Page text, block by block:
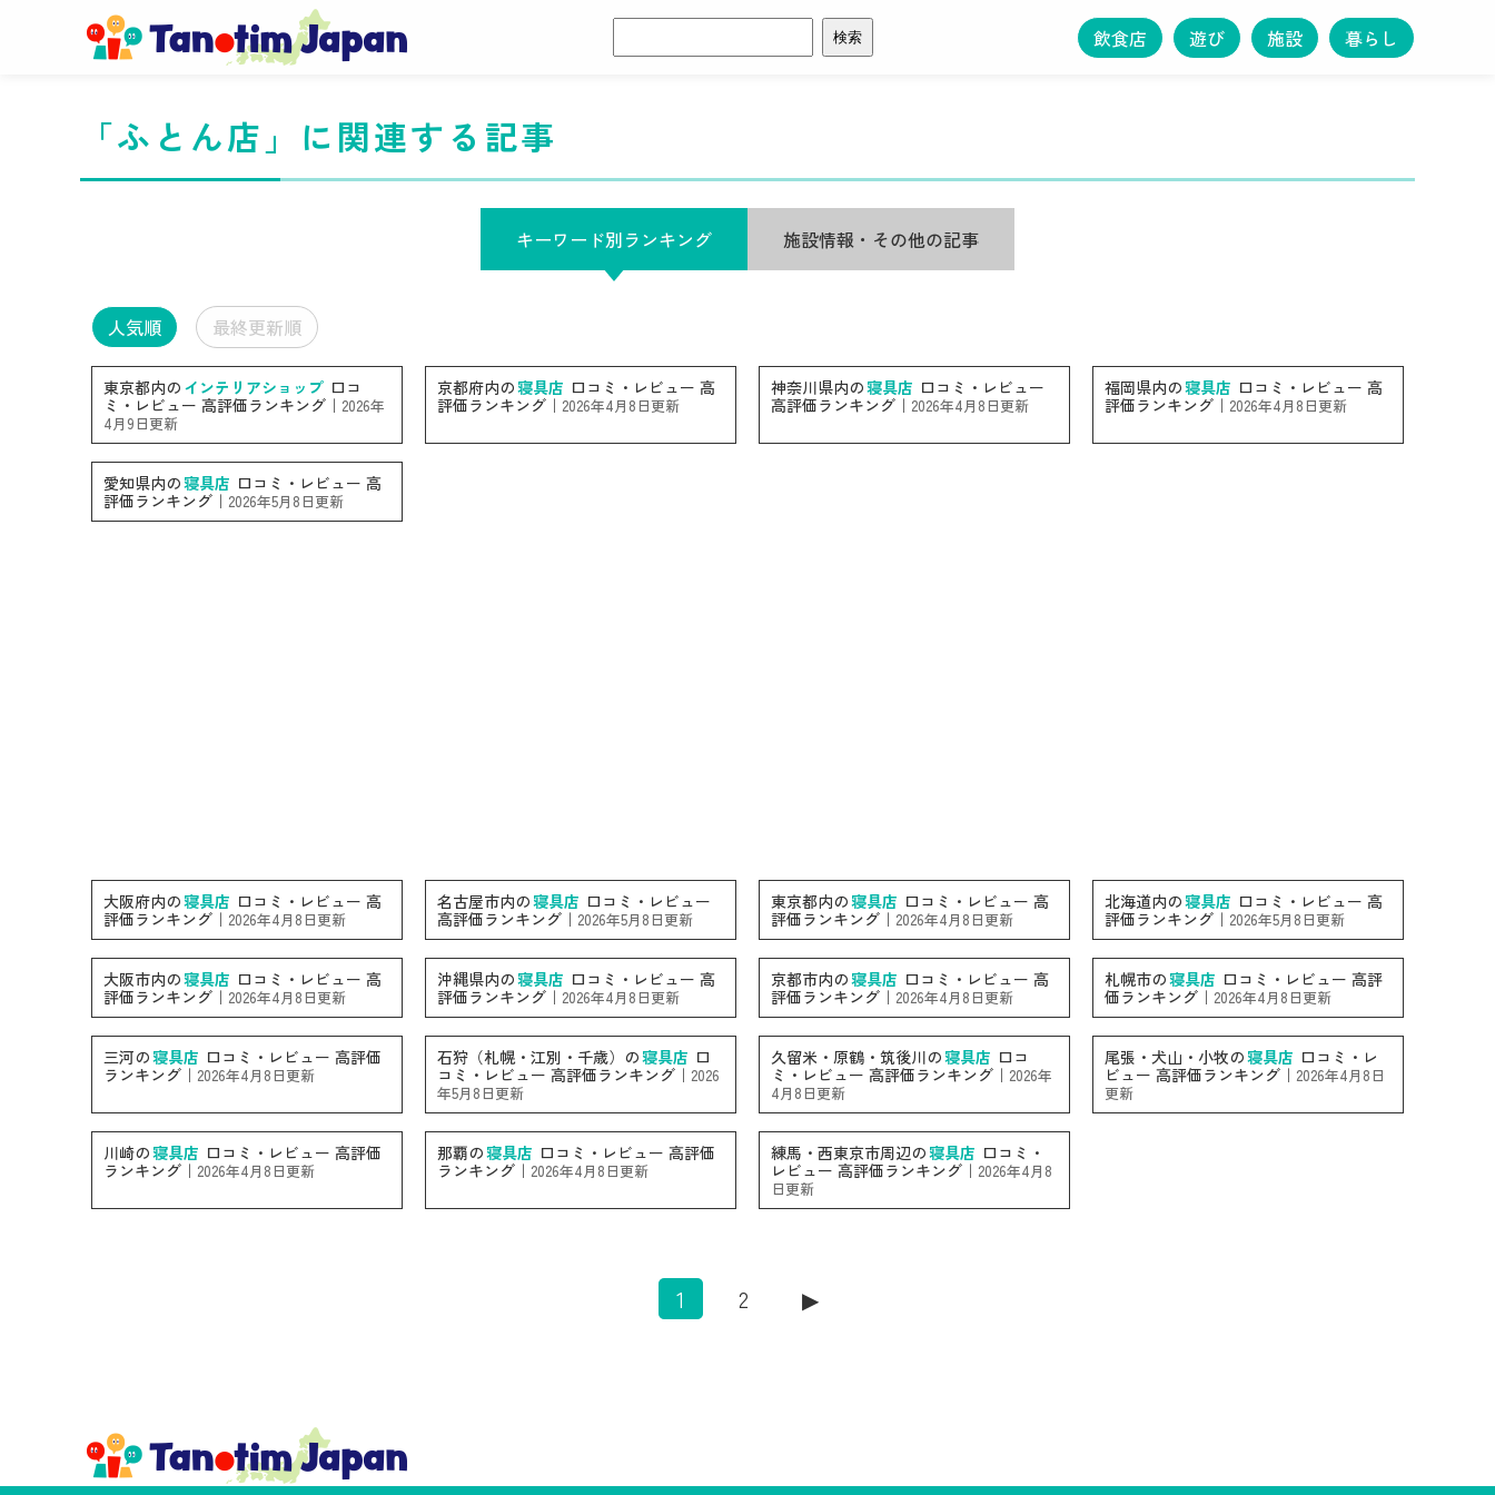
索:
飲食店 遊び 施設 暮らし
「ふとん店」に関連する記事
キーワード別ランキング 施設情報・その他の記事
人気順 最終更新順
東京都内の インテリアショップ 口コ
ミ・レビュー 高評価ランキング｜ 2026年
4月9日更新
京都府内の寝具店 口コミ・レビュー 高
評価ランキング｜ 2026年4月8日更新
神奈川県内の寝具店 口コミ・レビュー
高評価ランキング｜ 2026年4月8日更新
福岡県内の寝具店 口コミ・レビュー 高
評価ランキング｜ 2026年4月8日更新
愛知県内の寝具店 口コミ・レビュー 高
評価ランキング｜ 2026年5月8日更新
大阪府内の寝具店 口コミ・レビュー 高
評価ランキング｜ 2026年4月8日更新
名古屋市内の寝具店 口コミ・レビュー
高評価ランキング｜ 2026年5月8日更新
東京都内の寝具店 口コミ・レビュー 高
評価ランキング｜ 2026年4月8日更新
北海道内の寝具店 口コミ・レビュー 高
評価ランキング｜ 2026年5月8日更新
大阪市内の寝具店 口コミ・レビュー 高
評価ランキング｜ 2026年4月8日更新
沖縄県内の寝具店 口コミ・レビュー 高
評価ランキング｜ 2026年4月8日更新
京都市内の寝具店 口コミ・レビュー 高
評価ランキング｜ 2026年4月8日更新
札幌市の寝具店 口コミ・レビュー 高評
価ランキング｜ 2026年4月8日更新
三河の寝具店 口コミ・レビュー 高評価
ランキング｜ 2026年4月8日更新
石狩（札幌・江別・千歳）の寝具店 口
コミ・レビュー 高評価ランキング｜ 2026
年5月8日更新
久留米・原鶴・筑後川の寝具店 口コ
ミ・レビュー 高評価ランキング｜ 2026年
4月8日更新
尾張・犬山・小牧の寝具店 口コミ・レ
ビュー 高評価ランキング｜ 2026年4月8日
更新
川崎の寝具店 口コミ・レビュー 高評価
ランキング｜ 2026年4月8日更新
那覇の寝具店 口コミ・レビュー 高評価
ランキング｜ 2026年4月8日更新
練馬・西東京市周辺の寝具店 口コミ・
レビュー 高評価ランキング｜ 2026年4月8
日更新
1 2 ▶︎